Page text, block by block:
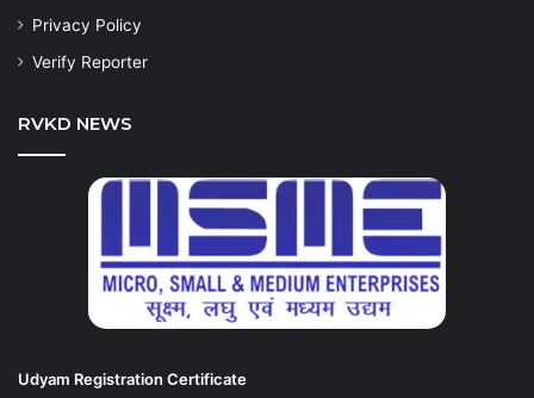
Privacy Policy
Verify Reporter
RVKD NEWS
Udyam Registration Certificate